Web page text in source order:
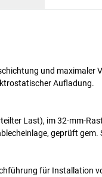
und maximaler
Aufladung.
Last), im 32-mm-
geprüft gem.
für Installation